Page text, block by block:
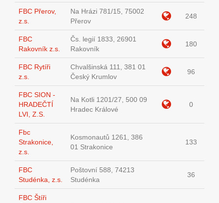
FBC Přerov,
z.s.
Na Hrázi 781/15, 75002
Přerov
248
FBC
Rakovník z.s.
Čs. legií 1833, 26901
Rakovník
180
FBC Rytíři
z.s.
Chvalšinská 111, 381 01
Český Krumlov
96
FBC SION -
HRADEČTÍ
LVI, Z.S.
Na Kotli 1201/27, 500 09
Hradec Králové
0
Fbc
Strakonice,
z.s.
Kosmonautů 1261, 386
01 Strakonice
133
FBC
Studénka, z.s.
Poštovní 588, 74213
Studénka
36
FBC Štíři